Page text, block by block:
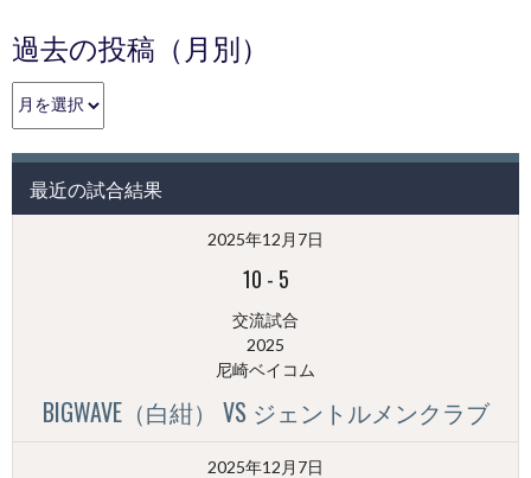
過去の投稿（月別）
過
去
投
（月
最近の試合結果
2025年12月7日
10 - 5
交流試合
2025
尼崎ベイコム
BIGWAVE（白紺） VS ジェントルメンクラブ
2025年12月7日